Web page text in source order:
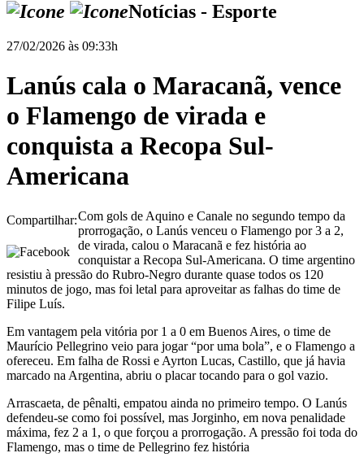
Notícias - Esporte
27/02/2026 às 09:33h
Lanús cala o Maracanã, vence
o Flamengo de virada e
conquista a Recopa Sul-
Americana
Compartilhar:Com gols de Aquino e Canale no segundo tempo da
prorrogação, o Lanús venceu o Flamengo por 3 a 2,
de virada, calou o Maracanã e fez história ao
conquistar a Recopa Sul-Americana. O time argentino
resistiu à pressão do Rubro-Negro durante quase todos os 120
minutos de jogo, mas foi letal para aproveitar as falhas do time de
Filipe Luís.
Em vantagem pela vitória por 1 a 0 em Buenos Aires, o time de
Maurício Pellegrino veio para jogar “por uma bola”, e o Flamengo a
ofereceu. Em falha de Rossi e Ayrton Lucas, Castillo, que já havia
marcado na Argentina, abriu o placar tocando para o gol vazio.
Arrascaeta, de pênalti, empatou ainda no primeiro tempo. O Lanús
defendeu-se como foi possível, mas Jorginho, em nova penalidade
máxima, fez 2 a 1, o que forçou a prorrogação. A pressão foi toda do
Flamengo, mas o time de Pellegrino fez história